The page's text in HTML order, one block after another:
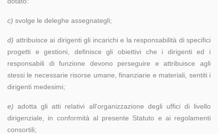
c) svolge le deleghe assegnategli;
d) attribuisce ai dirigenti gli incarichi e la responsabilità di specifici
progetti e gestioni, definisce gli obiettivi che i dirigenti ed i
responsabili di funzione devono perseguire e attribuisce agli
stessi le necessarie risorse umane, finanziarie e materiali, sentiti i
dirigenti medesimi;
e) adotta gli atti relativi all'organizzazione degli uffici di livello
dirigenziale, in conformità al presente Statuto e ai regolamenti
consortili;